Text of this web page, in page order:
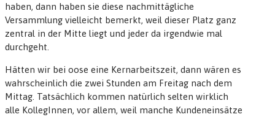
haben, dann haben sie diese nachmittägliche
Versammlung vielleicht bemerkt, weil dieser Platz ganz
zentral in der Mitte liegt und jeder da irgendwie mal
durchgeht.
Hätten wir bei oose eine Kernarbeitszeit, dann wären es
wahrscheinlich die zwei Stunden am Freitag nach dem
Mittag. Tatsächlich kommen natürlich selten wirklich
alle KollegInnen, vor allem, weil manche Kundeneinsätze